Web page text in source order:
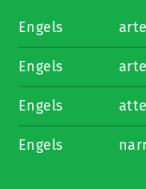
Engels
Engels
Engels
Engels